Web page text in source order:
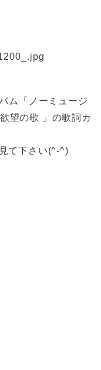
ム「ノーミュージ
望の歌 」の歌詞カ
て下さい(^-^)